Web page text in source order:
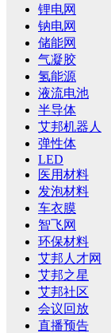
锂电网
钠电网
储能网
气凝胶
氢能源
液流电池
半导体
艾邦机器人
弹性体
LED
医用材料
发泡材料
车衣膜
智飞网
环保材料
艾邦人才网
艾邦之星
艾邦社区
会议回放
直播预告